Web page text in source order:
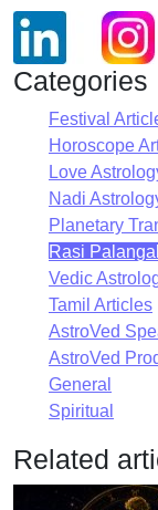
Categories
Festival
Horoscope
Love
Nadi
Planetary
Rasi
Vedic
Tamil Articles
AstroVed
AstroVed
General
Spiritual
Related